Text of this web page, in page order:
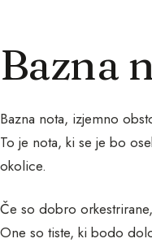
Bazna
Bazna nota, izjemno
To je nota, ki se je bo
okolice.
Če so dobro
One so tiste, ki bodo